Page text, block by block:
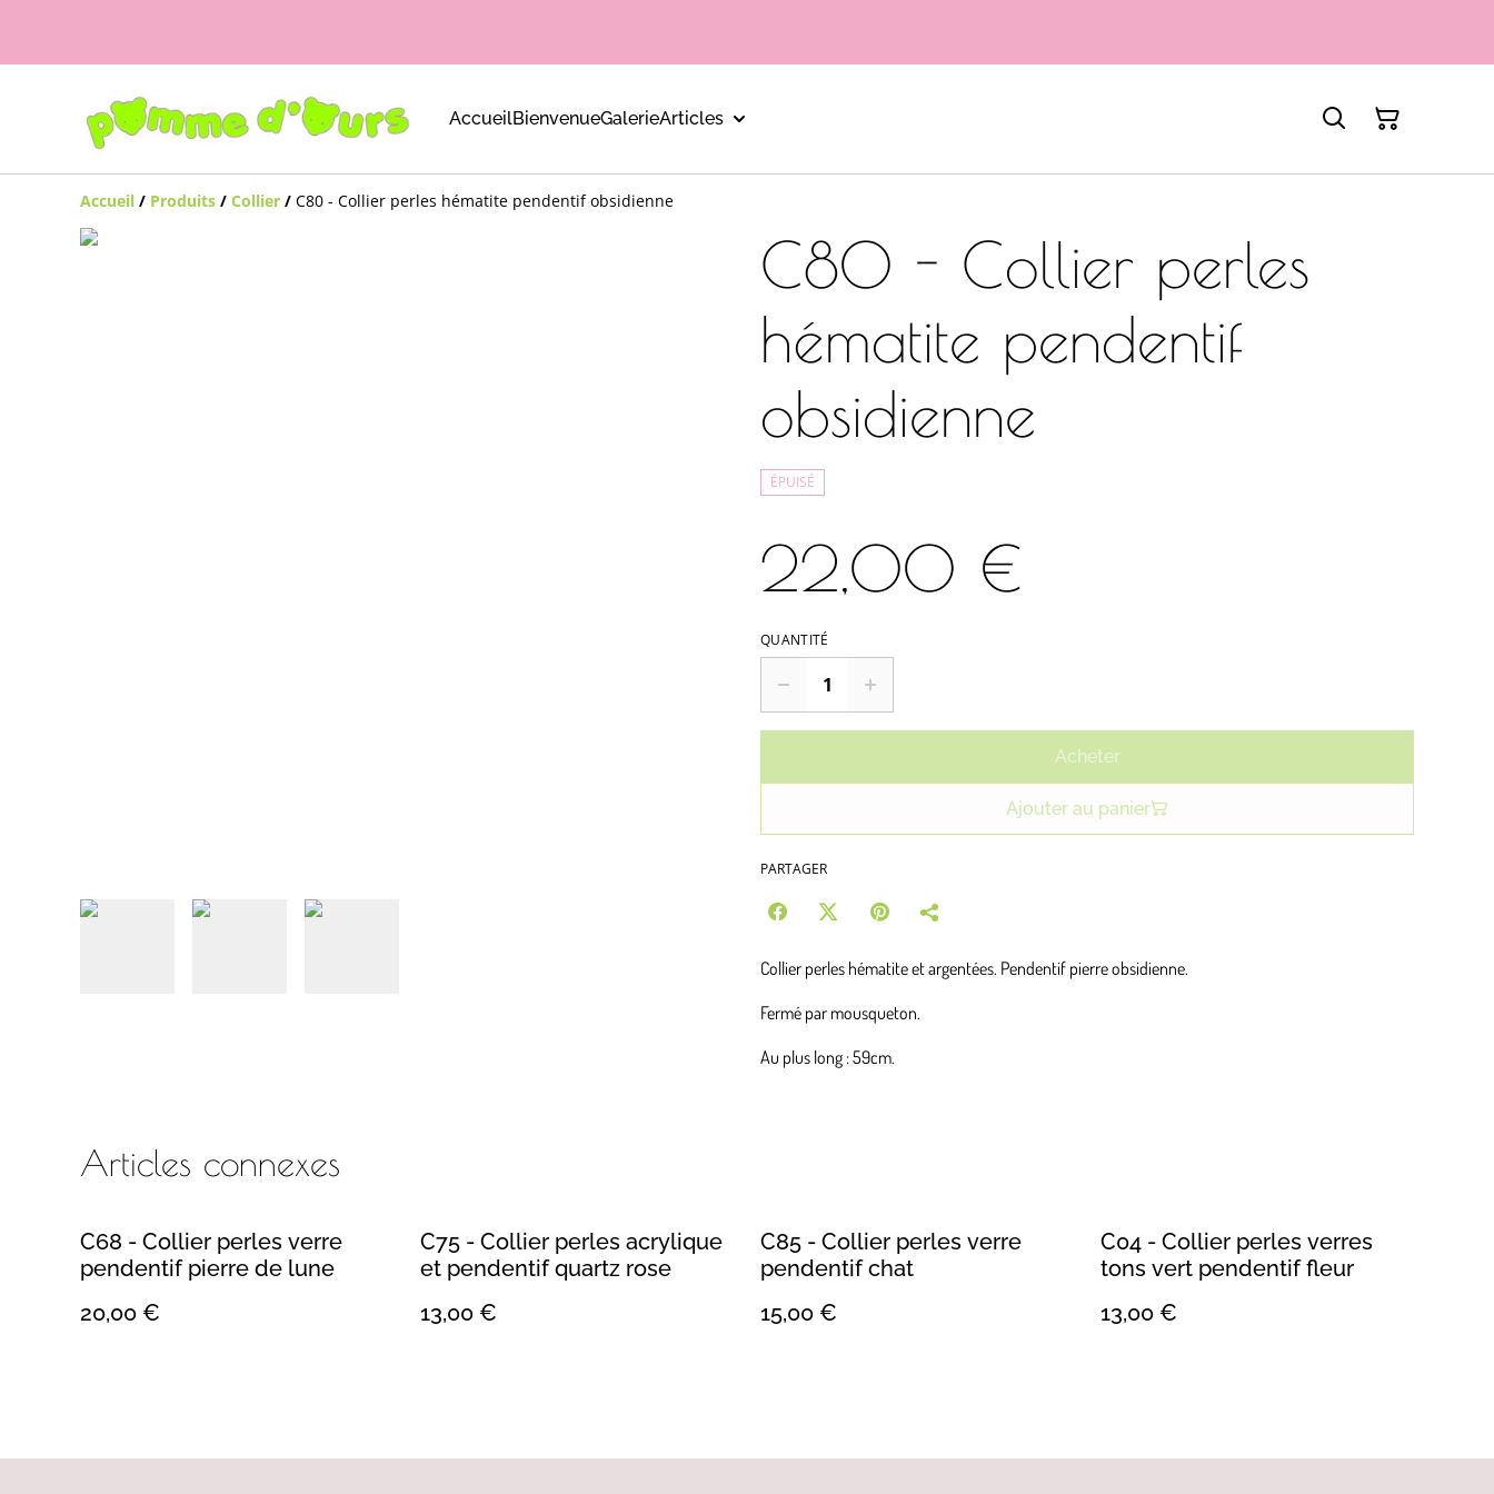
AccueilBienvenueGalerieArticles
Accueil / Produits / Collier / C80 - Collier perles hématite pendentif obsidienne
C80 - Collier perles
hématite pendentif
obsidienne
ÉPUISÉ
22,00 €
QUANTITÉ
Acheter
Ajouter au panier
PARTAGER
Collier perles hématite et argentées. Pendentif pierre obsidienne.
Fermé par mousqueton.
Au plus long : 59cm.
Articles connexes
C68 - Collier perles verre
pendentif pierre de lune
20,00 €
C75 - Collier perles acrylique
et pendentif quartz rose
13,00 €
C85 - Collier perles verre
pendentif chat
15,00 €
C04 - Collier perles verres
tons vert pendentif fleur
13,00 €